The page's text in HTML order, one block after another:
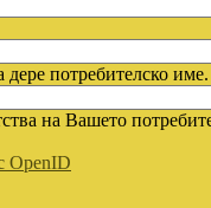
потребителско име.
на Вашето
OpenID